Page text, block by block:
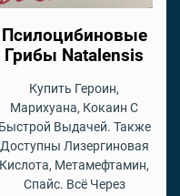
Псилоцибиновые
Грибы Natalensis
Купить Героин,
Марихуана, Кокаин С
Быстрой Выдачей. Также
Доступны Лизергиновая
Кислота, Метамефтамин,
Спайс. Всё Через